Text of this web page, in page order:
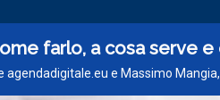
farlo, a cosa serve e
agendadigitale.eu e Massimo